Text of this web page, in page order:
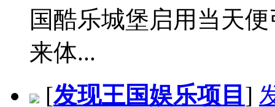
国酷乐城堡启用当天
来体...
[发现王国娱乐项目 ]